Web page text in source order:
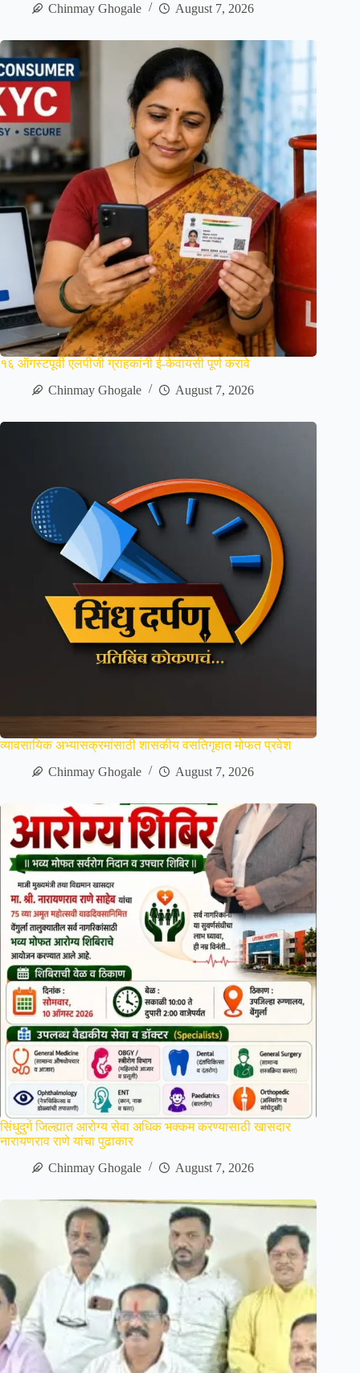
Chinmay Ghogale
August 7, 2026
१६ ऑगस्टपूर्वी एलपीजी ग्राहकांनी ई-केवायसी पूर्ण करावे
Chinmay Ghogale
August 7, 2026
व्यावसायिक अभ्यासक्रमांसाठी शासकीय वसतिगृहात मोफत प्रवेश
Chinmay Ghogale
August 7, 2026
सिंधुदुर्ग जिल्ह्यात आरोग्य सेवा अधिक भक्कम करण्यासाठी खासदार
नारायणराव राणे यांचा पुढाकार
Chinmay Ghogale
August 7, 2026